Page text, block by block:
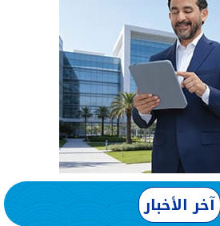
آخر الأخبار